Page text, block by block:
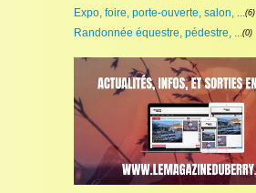
Expo, foire, porte-ouverte, salon, ...(6)
Randonnée équestre, pédestre, ...(0)